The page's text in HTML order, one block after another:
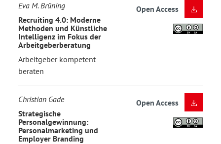
Eva M. Brüning
Recruiting 4.0: Moderne
Methoden und Künstliche
Intelligenz im Fokus der
Arbeitgeberberatung
Arbeitgeber kompetent
beraten
Open Access
Christian Gade
Strategische
Personalgewinnung:
Personalmarketing und
Employer Branding
Open Access